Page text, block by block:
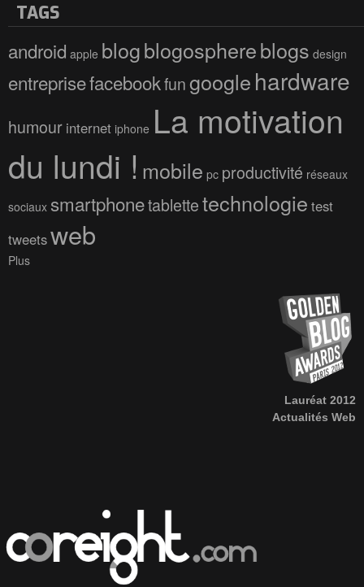
TAGS
android apple blogblogosphereblogs design
entreprisefacebookfungooglehardware
humour internet iphone La motivation
du lundi ! mobile pc productivité réseaux
sociaux smartphonetablettetechnologie test
tweetsweb
Plus
Lauréat 2012
Actualités Web